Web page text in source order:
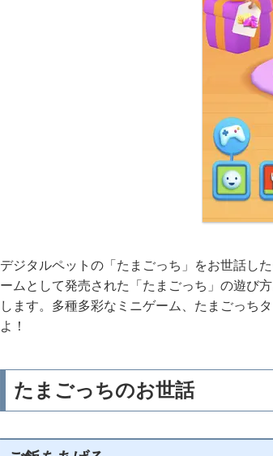
デジタルペットの「たまごっち」をお世話し
ームとして発売された「たまごっち」の遊び
します。多種多彩なミニゲーム、たまごっち
よ！
たまごっちのお世話